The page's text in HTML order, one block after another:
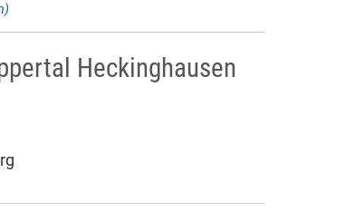
Heckinghausen